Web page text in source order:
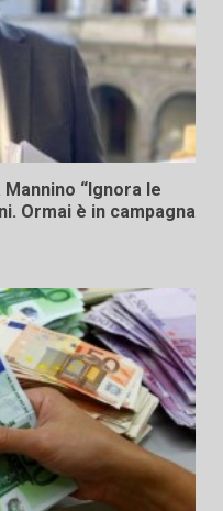
“Ignora le
Ormai è in campagna